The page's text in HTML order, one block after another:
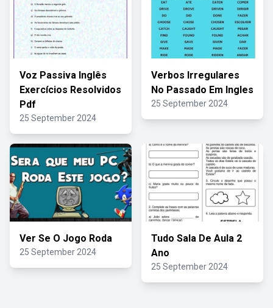
Voz Passiva Inglês
Exercícios Resolvidos
Pdf
25 September 2024
Verbos Irregulares
No Passado Em Ingles
25 September 2024
Ver Se O Jogo Roda
25 September 2024
Tudo Sala De Aula 2
Ano
25 September 2024